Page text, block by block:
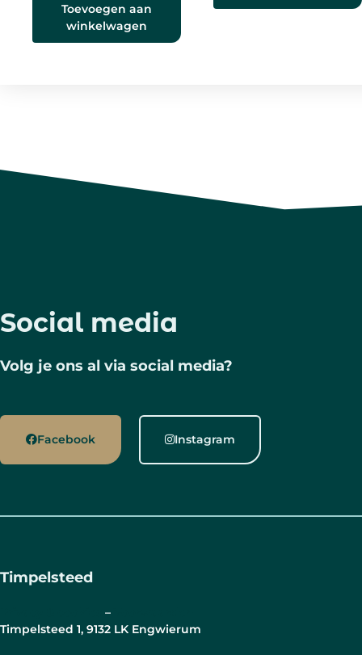
Toevoegen aan
winkelwagen
Social media
Volg je ons al via social media?
Facebook Instagram
Timpelsteed
–
Timpelsteed 1, 9132 LK Engwierum